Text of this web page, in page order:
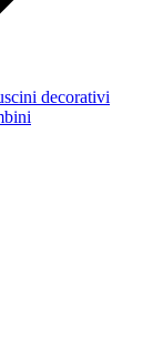
decorativi